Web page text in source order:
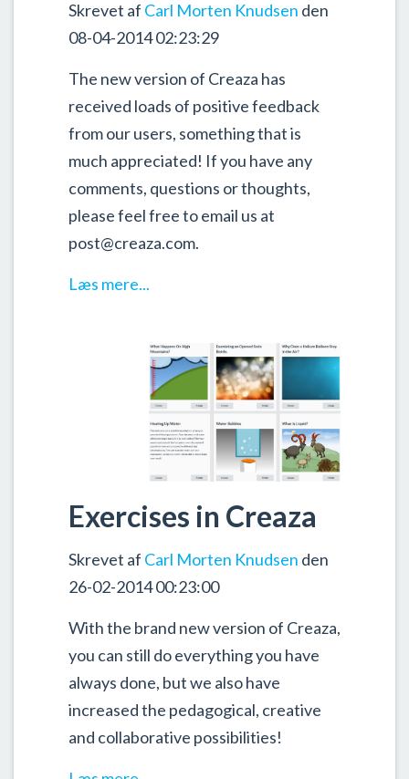
Skrevet af Carl Morten Knudsen den
08-04-2014 02:23:29
The new version of Creaza has
received loads of positive feedback
from our users, something that is
much appreciated! If you have any
comments, questions or thoughts,
please feel free to email us at
post@creaza.com.
Læs mere...
Exercises in Creaza
Skrevet af Carl Morten Knudsen den
26-02-2014 00:23:00
With the brand new version of Creaza,
you can still do everything you have
always done, but we also have
increased the pedagogical, creative
and collaborative possibilities!